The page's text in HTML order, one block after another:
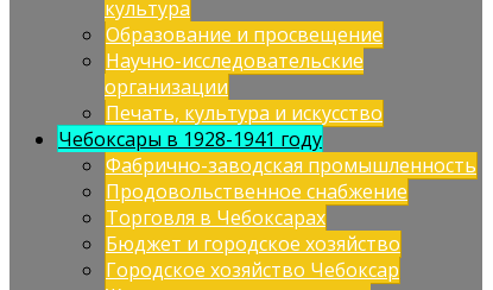
культура
Образование и просвещение
Научно-исследовательские
организации
Печать, культура и искусство
Чебоксары в 1928-1941 году
Фабрично-заводская промышленность
Продовольственное снабжение
Торговля в Чебоксарах
Бюджет и городское хозяйство
Городское хозяйство Чебоксар